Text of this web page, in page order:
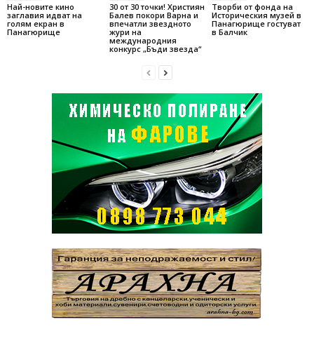
Най-новите кино
заглавия идват на
голям екран в
Панагюрище
30 от 30 точки! Християн
Балев покори Варна и
впечатли звездното
жури на
международния
конкурс „Бъди звезда“
Творби от фонда на
Историческия музей в
Панагюрище гостуват
в Балчик